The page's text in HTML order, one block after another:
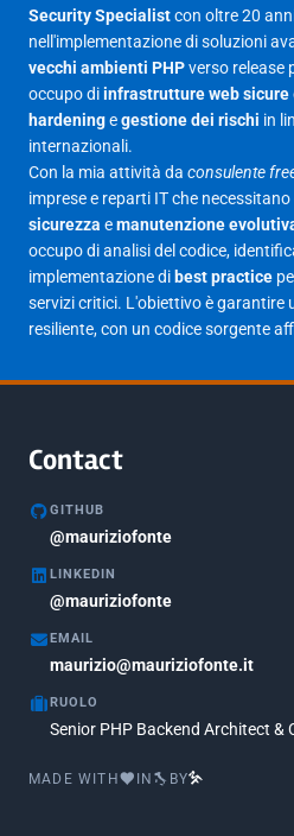
Giugno 2025
Maggio 2025
Aprile 2025
Marzo 2025
Febbraio 2025
Gennaio 2025
Giugno 2023
Maggio 2023
Agosto 2020
Marzo 2018
Febbraio 2018
Marzo 2017
Luglio 2016
Febbraio 2016
Security Specialistcon oltre 20
nell'implementazione di soluzioni
vecchi ambienti PHPverso release
occupo diinfrastrutture web sicure
hardeningegestione dei rischi in
internazionali.
Con la mia attività da consulente
imprese e reparti IT che necessitano
sicurezza emanutenzione
occupo di analisi del codice,
implementazione di best practice
servizi critici. L'obiettivo è garantire
resiliente, con un codice sorgente
Contact
GITHUB
@mauriziofonte
LINKEDIN
@mauriziofonte
EMAIL
maurizio@mauriziofonte.it
RUOLO
Senior PHP Backend Architect &
MADE WITH IN BY